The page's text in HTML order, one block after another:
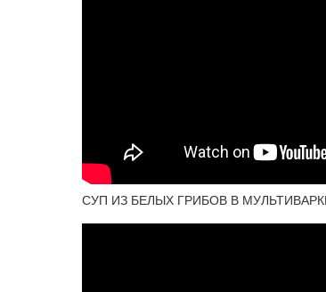
СУП ИЗ БЕЛЫХ ГРИБОВ В